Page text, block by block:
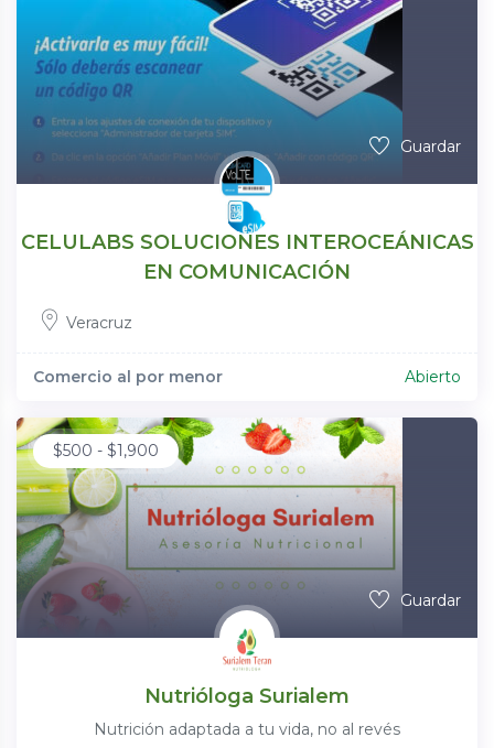
Guardar
CELULABS SOLUCIONES INTEROCEÁNICAS
EN COMUNICACIÓN
Veracruz
Comercio al por menor Abierto
$500 - $1,900
Guardar
Nutrióloga Surialem
Nutrición adaptada a tu vida, no al revés